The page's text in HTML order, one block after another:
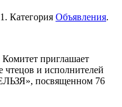
. Категория Объявления.
приглашает
чтецов и исполнителей
посвященном 76